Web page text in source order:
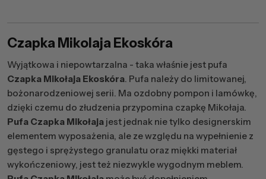
Czapka Mikolaja Ekoskóra
Wyjątkowa i niepowtarzalna - taka właśnie jest pufa
Czapka Mikołaja Ekoskóra. Pufa należy do limitowanej,
bożonarodzeniowej serii. Ma ozdobny pompon i lamówkę,
dzięki czemu do złudzenia przypomina czapkę Mikołaja.
Pufa Czapka Mikołaja jest jednak nie tylko designerskim
elementem wyposażenia, ale ze względu na wypełnienie z
gęstego i sprężystego granulatu oraz miękki materiał
wykończeniowy, jest też niezwykle wygodnym meblem.